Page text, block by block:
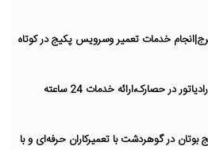
خدمات تعمیر وسرویس پکیج در کوتاه
نمایندگی تعمیر پکیج ایران رادیاتور در حصارک،ارائه خدمات 24 ساعته
در گوهردشت با تعمیرکاران حرفه‌ای و با